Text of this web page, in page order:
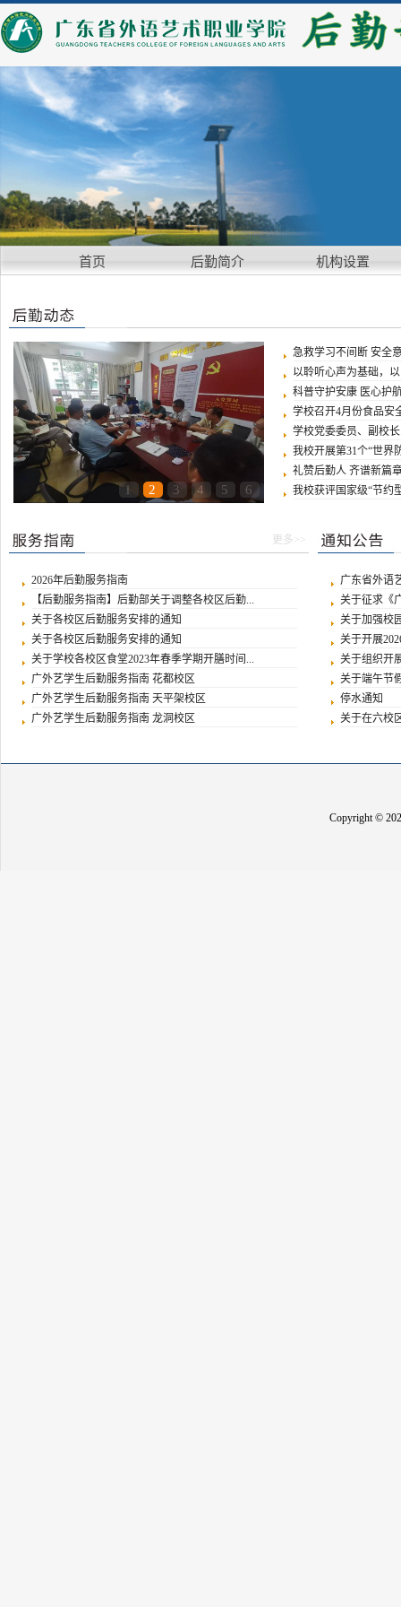
首页 后勤简介 机构设置
1 2 3 4 5 6
急救学习不间断 安全
以聆听心声为基础，
科普守护安康 医心护
学校召开4月份食品安
学校党委委员、副校
我校开展第31个“世界
礼赞后勤人 齐谱新篇
我校获评国家级“节约
更多>>
2026年后勤服务指南
【后勤服务指南】后勤部关于调整各校区后勤...
关于各校区后勤服务安排的通知
关于各校区后勤服务安排的通知
关于学校各校区食堂2023年春季学期开膳时间...
广外艺学生后勤服务指南 花都校区
广外艺学生后勤服务指南 天平架校区
广外艺学生后勤服务指南 龙洞校区
广东省外语
关于征求《
关于加强校
关于开展
关于组织开
关于端午节
停水通知
关于在六校
Copyright ©